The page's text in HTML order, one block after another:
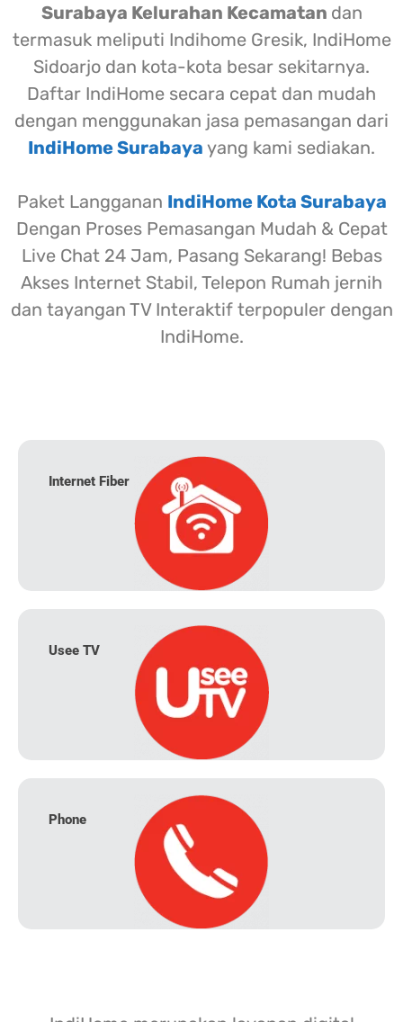
Surabaya Kelurahan Kecamatan dan
termasuk meliputi Indihome Gresik, IndiHome
Sidoarjo dan kota-kota besar sekitarnya.
Daftar IndiHome secara cepat dan mudah
dengan menggunakan jasa pemasangan dari
IndiHome Surabaya yang kami sediakan.
Paket Langganan IndiHome Kota Surabaya
Dengan Proses Pemasangan Mudah & Cepat
Live Chat 24 Jam, Pasang Sekarang! Bebas
Akses Internet Stabil, Telepon Rumah jernih
dan tayangan TV Interaktif terpopuler dengan
IndiHome.
Internet Fiber
Usee TV
Phone